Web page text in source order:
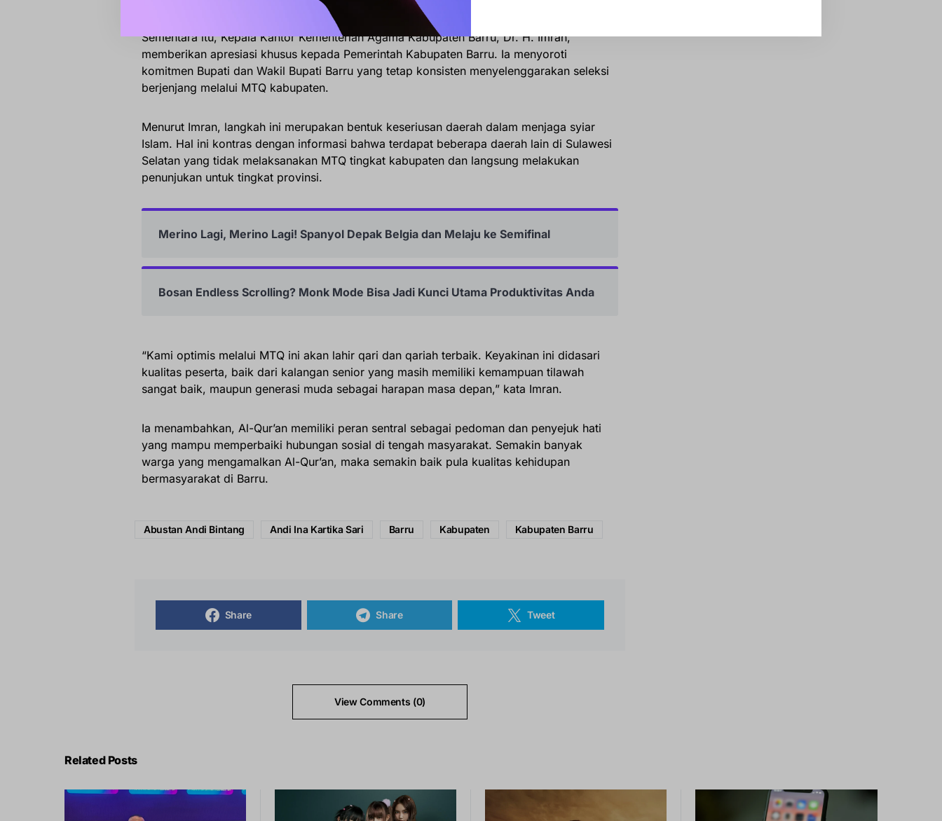
Sementara itu, Kepala Kantor Kementerian Agama Kabupaten Barru, Dr. H. Imran,
memberikan apresiasi khusus kepada Pemerintah Kabupaten Barru. Ia menyoroti
komitmen Bupati dan Wakil Bupati Barru yang tetap konsisten menyelenggarakan seleksi
berjenjang melalui MTQ kabupaten.
Menurut Imran, langkah ini merupakan bentuk keseriusan daerah dalam menjaga syiar
Islam. Hal ini kontras dengan informasi bahwa terdapat beberapa daerah lain di Sulawesi
Selatan yang tidak melaksanakan MTQ tingkat kabupaten dan langsung melakukan
penunjukan untuk tingkat provinsi.
Merino Lagi, Merino Lagi! Spanyol Depak Belgia dan Melaju ke Semifinal
Bosan Endless Scrolling? Monk Mode Bisa Jadi Kunci Utama Produktivitas Anda
“Kami optimis melalui MTQ ini akan lahir qari dan qariah terbaik. Keyakinan ini didasari
kualitas peserta, baik dari kalangan senior yang masih memiliki kemampuan tilawah
sangat baik, maupun generasi muda sebagai harapan masa depan,” kata Imran.
Ia menambahkan, Al-Qur’an memiliki peran sentral sebagai pedoman dan penyejuk hati
yang mampu memperbaiki hubungan sosial di tengah masyarakat. Semakin banyak
warga yang mengamalkan Al-Qur’an, maka semakin baik pula kualitas kehidupan
bermasyarakat di Barru.
Abustan Andi Bintang Andi Ina Kartika Sari Barru Kabupaten Kabupaten Barru
Share Share Tweet
View Comments (0)
Related Posts